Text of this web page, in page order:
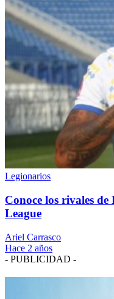
Legionarios
Conoce los rivales
League
Ariel Carrasco
Hace 2 años
- PUBLICIDAD -